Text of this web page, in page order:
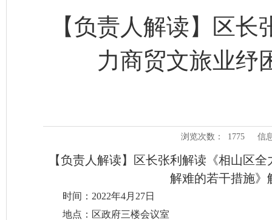
【负责人解读】区
力商贸文旅业纾
浏览次数： 1775 信
【负责人解读】区长张利解读《相山区
解难的若干措施》
时间：2022年4月27日
地点：区政府三楼会议室